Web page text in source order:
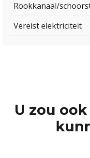
Rookkanaal/
Vereist elektriciteit
U zou